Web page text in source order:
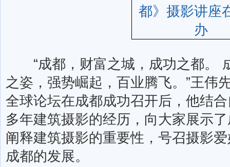
“成都，财富之城，成功之都。
之姿，强势崛起，百业腾飞。”王伟
全球论坛在成都成功召开后，他结
多年建筑摄影的经历，向大家展示
阐释建筑摄影的重要性，号召摄影
成都的发展。